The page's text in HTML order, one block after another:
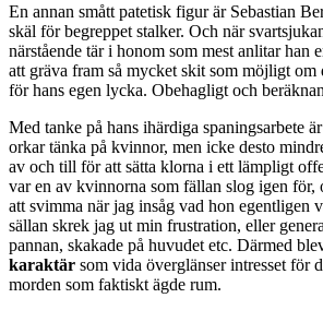
En annan smått patetisk figur är Sebastian
skäl för begreppet stalker. Och när
närstående tär i honom som mest anlitar han
att gräva fram så mycket skit som möjligt om
för hans egen lycka. Obehagligt och
Med tanke på hans ihärdiga spaningsarbete
orkar tänka på kvinnor, men icke desto
av och till för att sätta klorna i ett lämpligt
var en av kvinnorna som fällan slog igen för,
att svimma när jag insåg vad hon egentligen
sällan skrek jag ut min frustration, eller
pannan, skakade på huvudet etc. Därmed
karaktär som vida överglänser intresset för
morden som faktiskt ägde rum.